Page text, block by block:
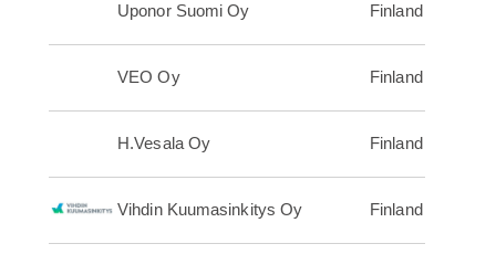
Uponor Suomi Oy Finland
VEO Oy Finland
H.Vesala Oy Finland
Vihdin Kuumasinkitys Oy Finland